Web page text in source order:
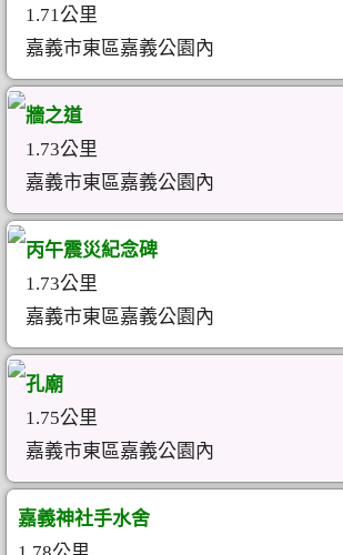
1.71公里
嘉義市東區嘉義公園內
牆之道
1.73公里
嘉義市東區嘉義公園內
丙午震災紀念碑
1.73公里
嘉義市東區嘉義公園內
孔廟
1.75公里
嘉義市東區嘉義公園內
嘉義神社手水舍